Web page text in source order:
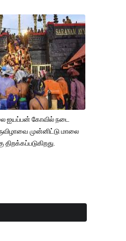
ஐயப்பன் கோவில் நடை
முன்னிட்டு மாலை
திறக்கப்படுகிறது.